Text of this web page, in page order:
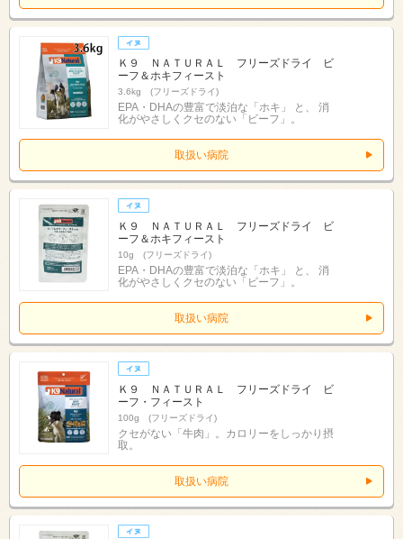
Ｋ９ ＮＡＴＵＲＡＬ フリーズドライ ビ
ーフ＆ホキフィースト
3.6kg (フリーズドライ)
EPA・DHAの豊富で淡泊な「ホキ」 と、 消
化がやさしくクセのない「ビーフ」。
取扱い病院
Ｋ９ ＮＡＴＵＲＡＬ フリーズドライ ビ
ーフ＆ホキフィースト
10g (フリーズドライ)
EPA・DHAの豊富で淡泊な「ホキ」 と、 消
化がやさしくクセのない「ビーフ」。
取扱い病院
Ｋ９ ＮＡＴＵＲＡＬ フリーズドライ ビ
ーフ・フィースト
100g (フリーズドライ)
クセがない「牛肉」。カロリーをしっかり摂
取。
取扱い病院